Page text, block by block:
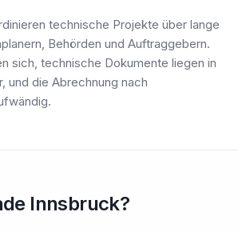
technische Projekte über lange
Behörden und Auftraggebern.
sich, technische Dokumente liegen in
und die Abrechnung nach
Innsbruck?